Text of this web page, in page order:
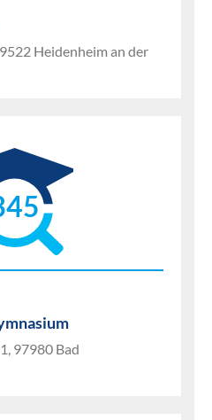
Heidenheim an der
97980 Bad